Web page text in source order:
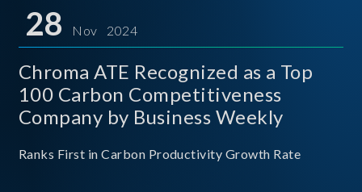
for thei
28 Nov 2024
Chroma ATE Recognized as a Top
100 Carbon Competitiveness
Company by Business Weekly
Ranks First in Carbon Productivity Growth Rate